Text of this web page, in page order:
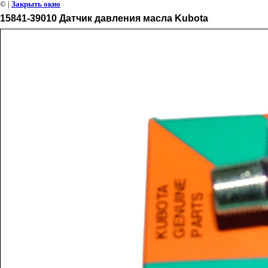
© | Закрыть окно
15841-39010 Датчик давления масла Kubota